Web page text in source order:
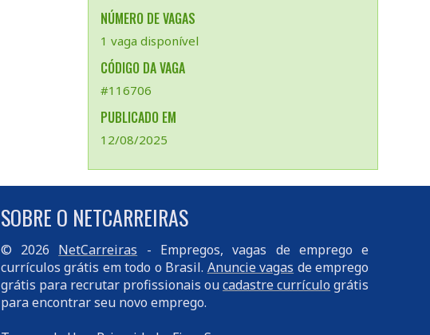
NÚMERO DE VAGAS
1 vaga disponível
CÓDIGO DA VAGA
#116706
PUBLICADO EM
12/08/2025
SOBRE O NETCARREIRAS
© 2026 NetCarreiras - Empregos, vagas de emprego e
currículos grátis em todo o Brasil. Anuncie vagas de emprego
grátis para recrutar profissionais oucadastre currículo grátis
para encontrar seu novo emprego.